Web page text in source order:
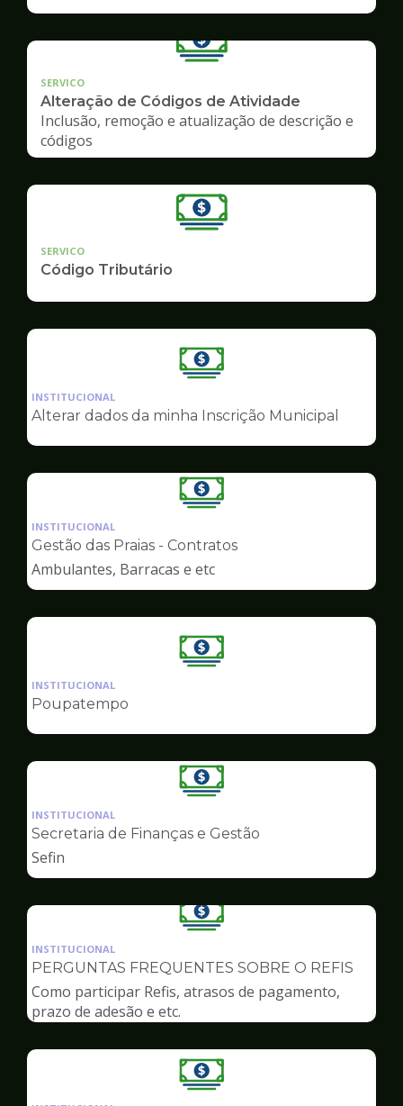
SERVICO
Alteração de Códigos de Atividade
Inclusão, remoção e atualização de descrição e
códigos
SERVICO
Código Tributário
Ilustração
pagina
Finanças
INSTITUCIONAL
Alterar dados da minha Inscrição Municipal
Ilustração
pagina
de
Finanças
INSTITUCIONAL
Gestão das Praias - Contratos
Ambulantes, Barracas e etc
Ilustração
Finanças
INSTITUCIONAL
Poupatempo
Ilustração
pagina
INSTITUCIONAL
Secretaria de Finanças e Gestão
Sefin
Ilustração
pagina
Finanças
INSTITUCIONAL
PERGUNTAS FREQUENTES SOBRE O REFIS
Como participar Refis, atrasos de pagamento,
prazo de adesão e etc.
Ilustração